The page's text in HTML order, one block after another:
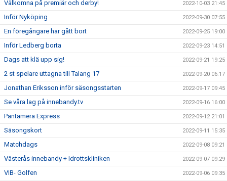
Välkomna på premiär och derby! 2022-10-03 21:45
Inför Nyköping 2022-09-30 07:55
En föregångare har gått bort 2022-09-25 19:00
Inför Ledberg borta 2022-09-23 14:51
Dags att klä upp sig! 2022-09-21 19:25
2 st spelare uttagna till Talang 17 2022-09-20 06:17
Jonathan Eriksson inför säsongsstarten 2022-09-17 09:45
Se våra lag på innebandy.tv 2022-09-16 16:00
Pantamera Express 2022-09-12 21:01
Säsongskort 2022-09-11 15:35
Matchdags 2022-09-08 09:21
Västerås innebandy + Idrottskliniken 2022-09-07 09:29
VIB- Golfen 2022-09-06 09:35